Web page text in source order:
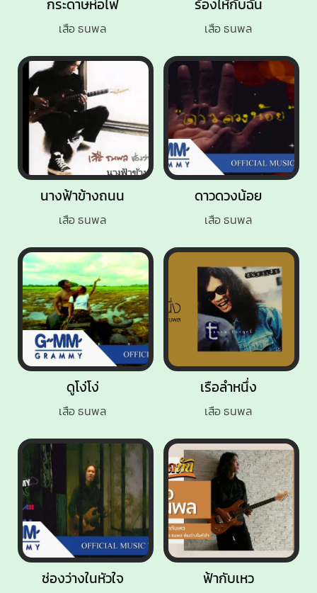
ร้องไห้กับฉัน
เสือ ธนพล
ดูโง่โง่
เสือ ธนพล
ช่องว่างในหัวใจ ฟ้ากับเหว
เรือลำหนึ่ง
เสือ ธนพล
นางฟ้าข้างถนน
เสือ ธนพล
กระดาษห่อไฟ
เสือ ธนพล
ดาวดวงน้อย
เสือ ธนพล